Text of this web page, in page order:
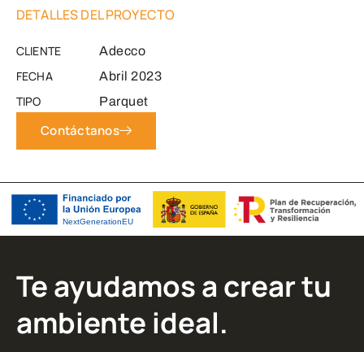
DETALLES DEL PROYECTO
CLIENTE Adecco
FECHA Abril 2023
TIPO Parquet
Contáctanos
Te ayudamos a crear tu
ambiente ideal.